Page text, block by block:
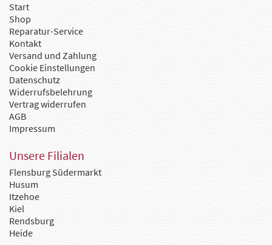
Start
Shop
Reparatur-Service
Kontakt
Versand und Zahlung
Cookie Einstellungen
Datenschutz
Widerrufsbelehrung
Vertrag widerrufen
AGB
Impressum
Unsere Filialen
Flensburg Südermarkt
Husum
Itzehoe
Kiel
Rendsburg
Heide